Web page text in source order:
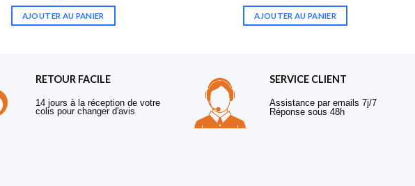
AJOUTER AU PANIER AJOUTER AU PANIER
RETOUR FACILE
14 jours à la réception de votre
colis pour changer d'avis
SERVICE CLIENT
Assistance par emails 7j/7
Réponse sous 48h